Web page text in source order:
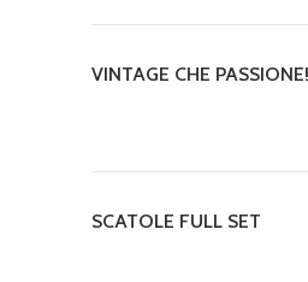
VINTAGE CHE PASSIONE!
SCATOLE FULL SET